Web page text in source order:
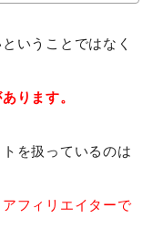
いうことではなく
ります。
を扱っているのは
フィリエイターで